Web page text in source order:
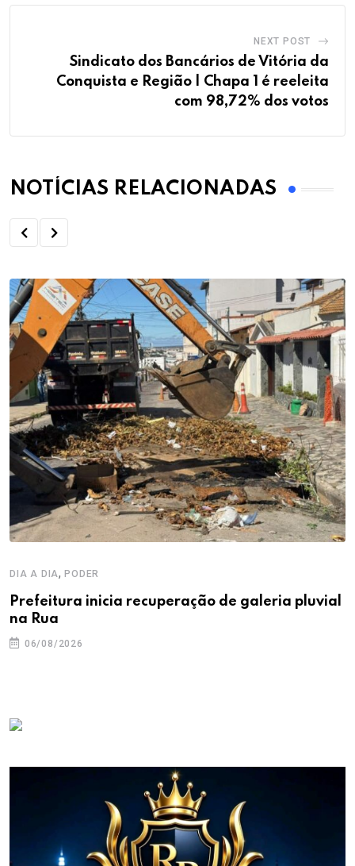
NEXT POST
Sindicato dos Bancários de Vitória da
Conquista e Região | Chapa 1 é reeleita
com 98,72% dos votos
NOTÍCIAS RELACIONADAS
DIA A DIA,PODER
Prefeitura inicia recuperação de galeria pluvial
na Rua
06/08/2026